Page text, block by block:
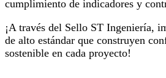
cumplimiento de indicadores y
¡A través del Sello ST Ingeniería,
de alto estándar que construyen
sostenible en cada proyecto!